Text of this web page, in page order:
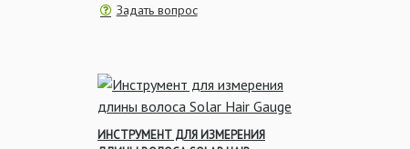
ПВА-материалы
Прикормочные ведра
Задать вопрос
ИНСТРУМЕНТ ДЛЯ ИЗМЕРЕНИЯ